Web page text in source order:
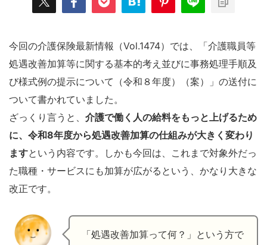
今回の介護保険最新情報（Vol.1474）では、「介護職員等
処遇改善加算等に関する基本的考え並びに事務処理手順及
び様式例の提示について（令和８年度）（案）」の送付に
ついて書かれていました。
ざっくり言うと、 介護で働く人の給料をもっと上げるため
に、令和8年度から処遇改善加算の仕組みが大きく変わり
ますという内容です。しかも今回は、これまで対象外だっ
た職種・サービスにも加算が広がるという、かなり大きな
改正です。
「処遇改善加算って何？」という方で